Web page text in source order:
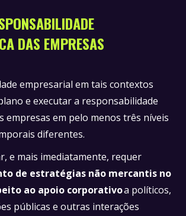
DAS EMPRESAS
empresarial em tais contextos
e executar a responsabilidade
empresas em pelo menos três níveis
diferentes.
e mais imediatamente, requer
de estratégias não mercantis no
ao apoio corporativoa políticos,
públicas e outras interações